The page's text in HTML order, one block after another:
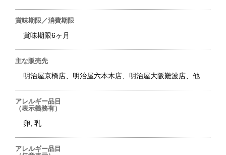
賞味期限／消費期限
賞味期限6ヶ月
主な販売先
明治屋京橋店、明治屋六本木店、明治屋大阪難波店、他
アレルギー品目
（表示義務有）
卵, 乳
アレルギー品目